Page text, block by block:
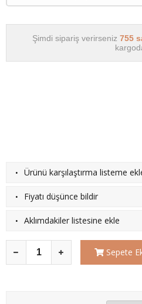
Şimdi sipariş verirseniz 755
· Ürünü karşılaştırma listeme
· Fiyatı düşünce bildir
· Aklımdakiler listesine ekle
Sepete